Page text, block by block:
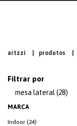
artzzi produtos
Filtrar por
mesa lateral (28)
MARCA
Indoor (24)